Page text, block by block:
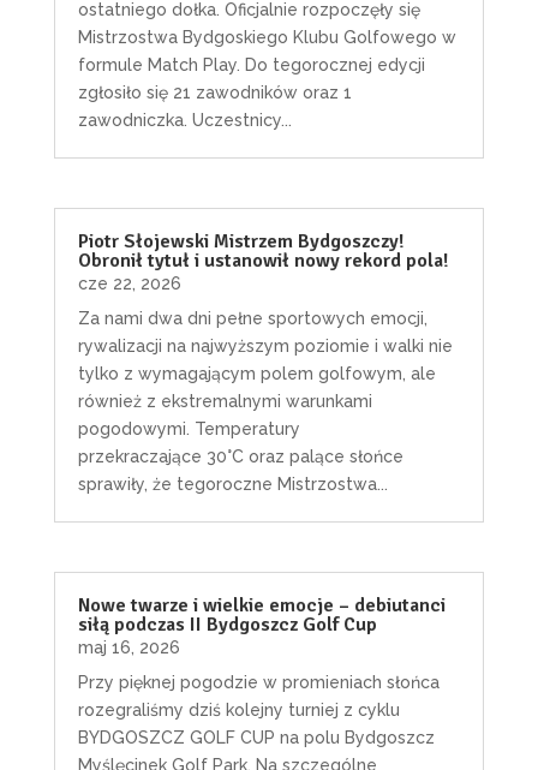
ostatniego dołka. Oficjalnie rozpoczęły się
Mistrzostwa Bydgoskiego Klubu Golfowego w
formule Match Play. Do tegorocznej edycji
zgłosiło się 21 zawodników oraz 1
zawodniczka. Uczestnicy...
Piotr Słojewski Mistrzem Bydgoszczy!
Obronił tytuł i ustanowił nowy rekord pola!
cze 22, 2026
Za nami dwa dni pełne sportowych emocji,
rywalizacji na najwyższym poziomie i walki nie
tylko z wymagającym polem golfowym, ale
również z ekstremalnymi warunkami
pogodowymi. Temperatury
przekraczające 30°C oraz palące słońce
sprawiły, że tegoroczne Mistrzostwa...
Nowe twarze i wielkie emocje – debiutanci
siłą podczas II Bydgoszcz Golf Cup
maj 16, 2026
Przy pięknej pogodzie w promieniach słońca
rozegraliśmy dziś kolejny turniej z cyklu
BYDGOSZCZ GOLF CUP na polu Bydgoszcz
Myślęcinek Golf Park. Na szczególne